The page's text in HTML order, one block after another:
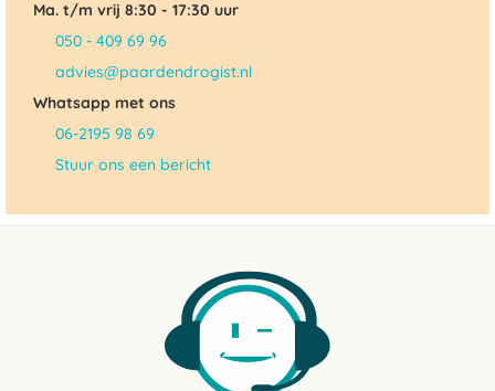
Ma. t/m vrij 8:30 - 17:30 uur
050 - 409 69 96
advies@paardendrogist.nl
Whatsapp met ons
06-2195 98 69
Stuur ons een bericht